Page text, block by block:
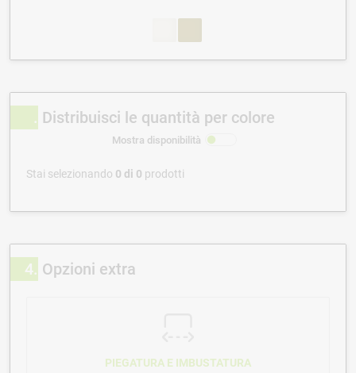
Distribuisci le quantità per colore
Mostra disponibilità
Stai selezionando 0 di 0 prodotti
4 Opzioni extra
PIEGATURA E IMBUSTATURA